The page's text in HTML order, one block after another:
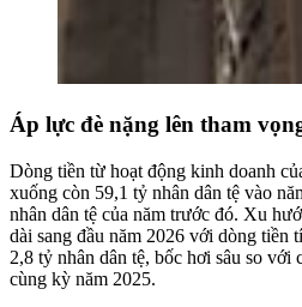
Áp lực đè nặng lên tham
Dòng tiền từ hoạt động kinh doanh
xuống còn 59,1 tỷ nhân dân tệ vào
nhân dân tệ của năm trước đó. Xu
dài sang đầu năm 2026 với dòng tiền
2,8 tỷ nhân dân tệ, bốc hơi sâu so với
cùng kỳ năm 2025.